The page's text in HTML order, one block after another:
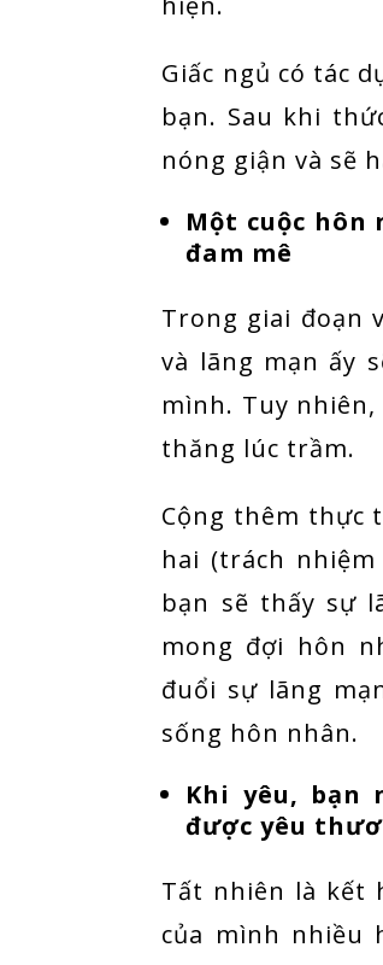
Giấc ngủ có tác
bạn. Sau khi
nóng giận và sẽ
Một cuộc
đam mê
Trong giai đoạn
và lãng mạn ấy
mình. Tuy nhiên,
thăng lúc trầm.
Cộng thêm thực
hai (trách
bạn sẽ thấy sự
mong đợi hôn
đuổi sự lãng
sống hôn nhân.
Khi yêu,
được yêu
Tất nhiên là kết
của mình nhiều